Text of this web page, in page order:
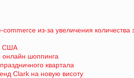
из-за увеличения количества
США
онлайн шоппинга
квартала
Clark на новую висоту